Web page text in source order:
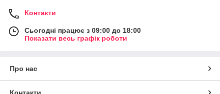
Контакти
Сьогодні працює з 09:00 до 18:00
Показати весь графік роботи
Про нас